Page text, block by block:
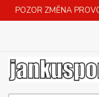
POZOR ZMĚNA